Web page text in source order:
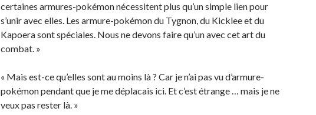
certaines armures-pokémon nécessitent plus qu’un simple lien pour
s’unir avec elles. Les armure-pokémon du Tygnon, du Kicklee et du
Kapoera sont spéciales. Nous ne devons faire qu’un avec cet art du
combat. »
« Mais est-ce qu’elles sont au moins là ? Car je n’ai pas vu d’armure-
pokémon pendant que je me déplacais ici. Et c’est étrange … mais je ne
veux pas rester là. »